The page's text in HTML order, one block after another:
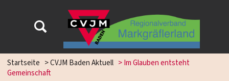
Startseite >CVJM Baden Aktuell >Im Glauben entsteht
Gemeinschaft